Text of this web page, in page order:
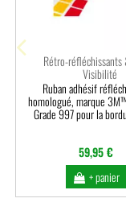
Rétro-réfléchissants
Visibilité
Ruban adhésif
homologué, marque
Grade 997 pour la
59,95 €
+ panier